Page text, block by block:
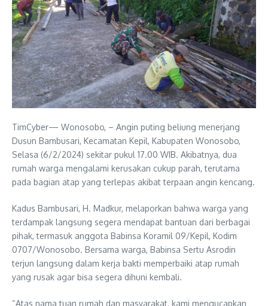
TimCyber— Wonosobo, – Angin puting beliung menerjang
Dusun Bambusari, Kecamatan Kepil, Kabupaten Wonosobo,
Selasa (6/2/2024) sekitar pukul 17.00 WIB. Akibatnya, dua
rumah warga mengalami kerusakan cukup parah, terutama
pada bagian atap yang terlepas akibat terpaan angin kencang.
Kadus Bambusari, H. Madkur, melaporkan bahwa warga yang
terdampak langsung segera mendapat bantuan dari berbagai
pihak, termasuk anggota Babinsa Koramil 09/Kepil, Kodim
0707/Wonosobo. Bersama warga, Babinsa Sertu Asrodin
terjun langsung dalam kerja bakti memperbaiki atap rumah
yang rusak agar bisa segera dihuni kembali.
“Atas nama tuan rumah dan masyarakat, kami mengucapkan